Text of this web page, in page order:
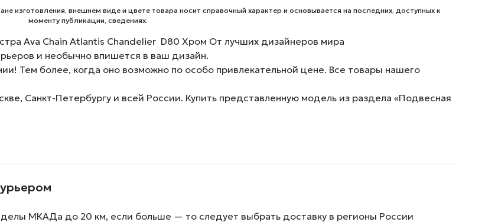
изготовления, внешнем виде и цвете товара носит справочный характер и основывается на последних, доступных к
моменту публикации, сведениях.
Ava Chain Atlantis Chandelier D80 Хром От лучших дизайнеров мира
и необычно впишется в ваш дизайн.
Тем более, когда оно возможно по особо привлекательной цене. Все товары нашего
Санкт-Петербургу и всей России. Купить представленную модель из раздела «Подвесная
МКАДа до 20 км, если больше — то следует выбрать доставку в регионы России